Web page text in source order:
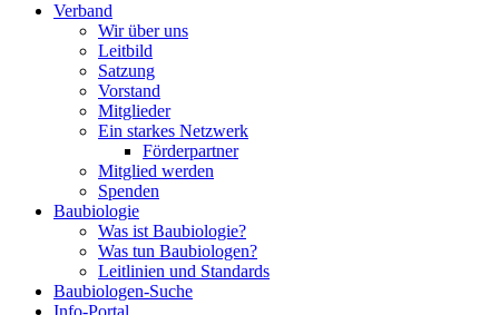
Verband
Wir über uns
Leitbild
Satzung
Vorstand
Mitglieder
Ein starkes Netzwerk
Förderpartner
Mitglied werden
Spenden
Baubiologie
Was ist Baubiologie?
Was tun Baubiologen?
Leitlinien und Standards
Baubiologen-Suche
Info-Portal